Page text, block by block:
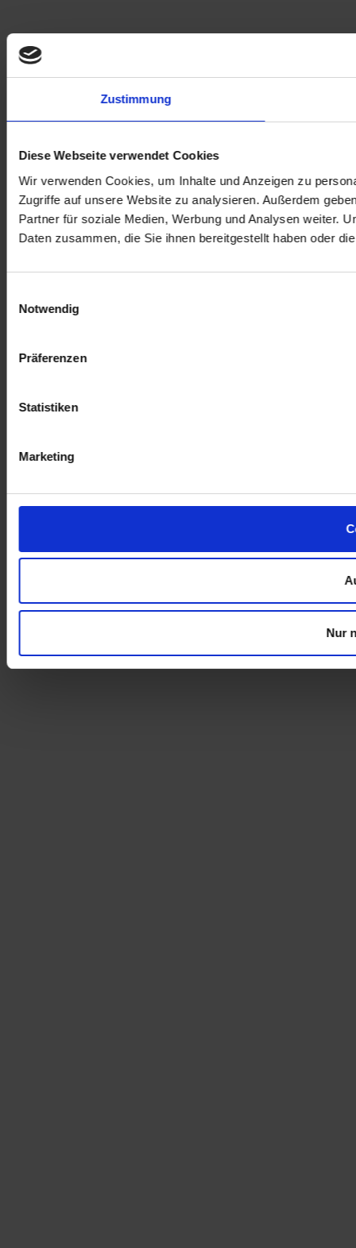
Zustimmung
Diese Webseite verwendet Cookies
Wir verwenden Cookies, um Inhalte und Anzeigen zu
Zugriffe auf unsere Website zu analysieren. Außerdem
Partner für soziale Medien, Werbung und Analysen weiter.
Daten zusammen, die Sie ihnen bereitgestellt haben oder
Notwendig
Präferenzen
Statistiken
Marketing
Nur